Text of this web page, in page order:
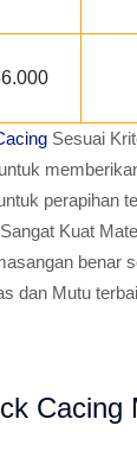
Sesuai
perapihan
Kuat
benar
dan Mutu
Cacing